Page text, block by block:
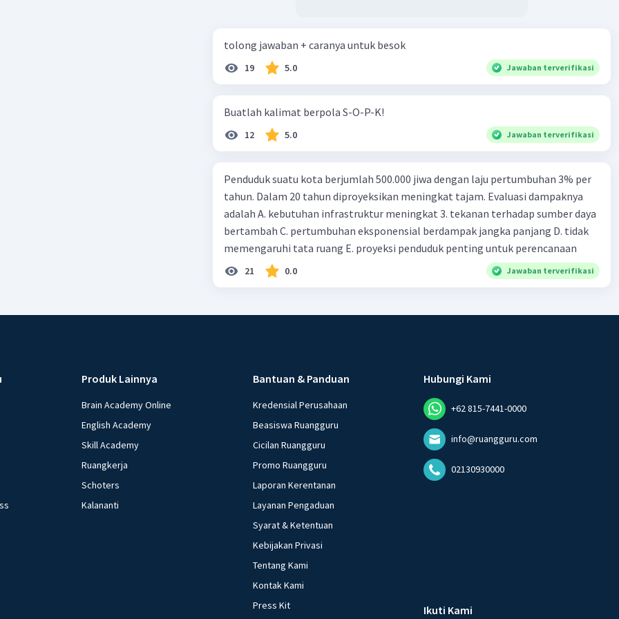
tolong jawaban + caranya untuk besok
19 5.0 Jawaban terverifikasi
Buatlah kalimat berpola S-O-P-K!
12 5.0 Jawaban terverifikasi
Penduduk suatu kota berjumlah 500.000 jiwa dengan laju pertumbuhan 3% per
tahun. Dalam 20 tahun diproyeksikan meningkat tajam. Evaluasi dampaknya
adalah A. kebutuhan infrastruktur meningkat 3. tekanan terhadap sumber daya
bertambah C. pertumbuhan eksponensial berdampak jangka panjang D. tidak
memengaruhi tata ruang E. proyeksi penduduk penting untuk perencanaan
21 0.0 Jawaban terverifikasi
Produk Lainnya
Brain Academy Online
English Academy
Skill Academy
Ruangkerja
Schoters
Kalananti
Bantuan & Panduan
Kredensial Perusahaan
Beasiswa Ruangguru
Cicilan Ruangguru
Promo Ruangguru
Laporan Kerentanan
Layanan Pengaduan
Syarat & Ketentuan
Kebijakan Privasi
Tentang Kami
Kontak Kami
Press Kit
Hubungi Kami
+62 815-7441-0000
info@ruangguru.com
02130930000
Ikuti Kami